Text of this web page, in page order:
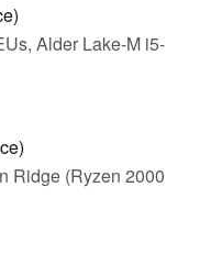
Alder Lake-M i5-
Ridge (Ryzen 2000